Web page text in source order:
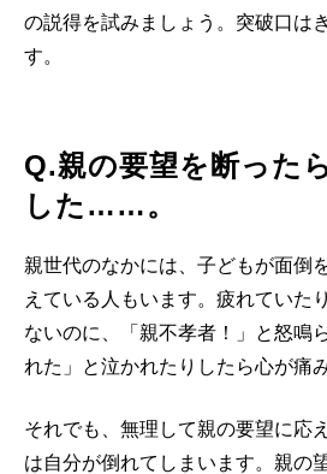
の説得を試みましょう。突破口は
す。
Q.親の要望を断った
した……。
親世代のなかには、子どもが面倒
えている人もいます。疲れていた
ないのに、「親不孝者！」と怒鳴
れた」と泣かれたりしたら心が痛
それでも、無理して親の要望に応
は自分が倒れてしまいます。親の